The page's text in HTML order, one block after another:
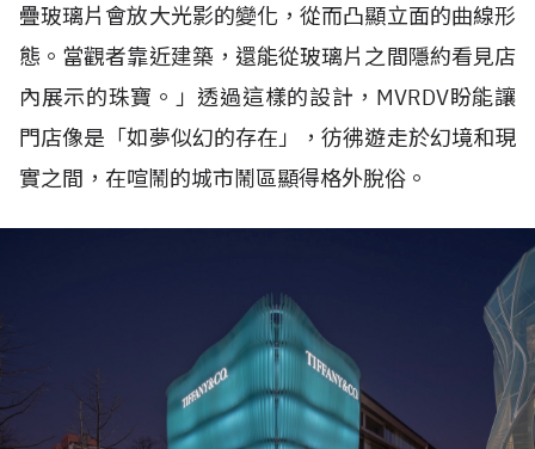
疊玻璃片會放大光影的變化，從而凸顯立面的曲線形
態。當觀者靠近建築，還能從玻璃片之間隱約看見店
內展示的珠寶。」透過這樣的設計， MVRDV盼能讓
門店像是「如夢似幻的存在」，彷彿遊走於幻境和現
實之間，在喧鬧的城市鬧區顯得格外脫俗。